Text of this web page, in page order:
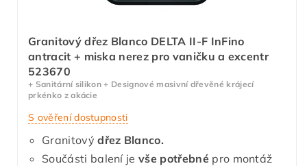
Granitový dřez Blanco DELTA II-F InFino
antracit + miska nerez pro vaničku a excentr
523670
+ Sanitární silikon + Designové masivní dřevěné krájecí
prkénko z akácie
S ověření dostupnosti
Granitový dřez Blanco.
Součásti balení jevše potřebnépro montáž